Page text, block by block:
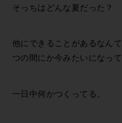
そっちはどんな夏だった？
他にできることがあるなん
つの間にか今みたいになって
一日中何かつくってる。